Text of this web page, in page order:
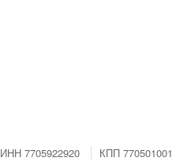
ИНН 7705922920 КПП 770501001